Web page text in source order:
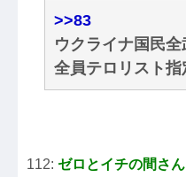
>>83
ウクライナ国民
全員テロリスト指
112: ゼロとイチの間さん